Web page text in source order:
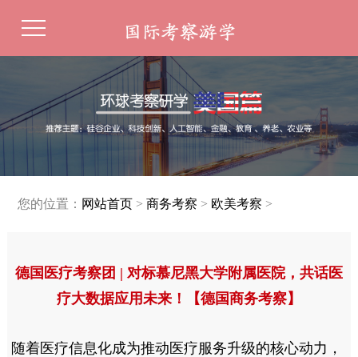
您的位置： 网站首页> 商务考察 > 欧美考察 >
德国医疗考察团 | 对标慕尼黑大学附属医院，共话医
疗大数据应用未来！【德国商务考察】
随着医疗信息化成为推动医疗服务升级的核心动力，